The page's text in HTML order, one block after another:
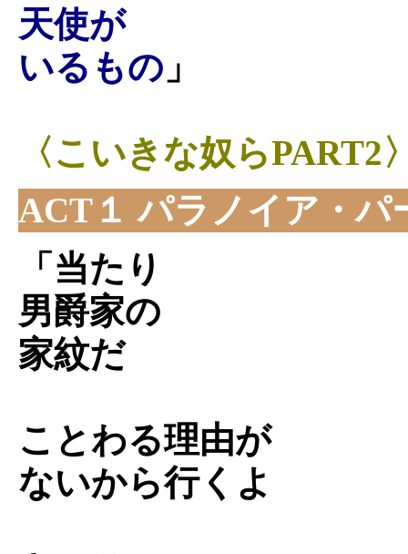
天使が
いるもの 」
〈こいきな奴らPART2
ACT１ パラノイア・パ
「当たり
男爵家の
家紋だ
ことわる理由が
ないから行くよ